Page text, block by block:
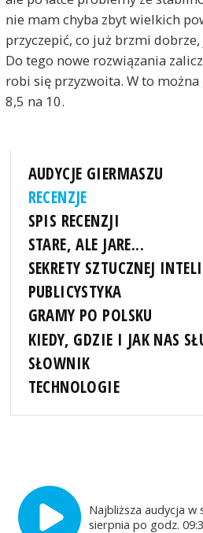
nie mam chyba zbyt wielkich
przyczepić, co już brzmi
Do tego nowe rozwiązania
robi się przyzwoita. W to
8,5 na 10.
AUDYCJE GIERMASZU
RECENZJE
SPIS RECENZJI
STARE, ALE JARE...
SEKRETY SZTUCZNEJ
PUBLICYSTYKA
GRAMY PO POLSKU
KIEDY, GDZIE I JAK NAS
SŁOWNIK
TECHNOLOGIE
Najbliższa audycja w
sierpnia po godz.